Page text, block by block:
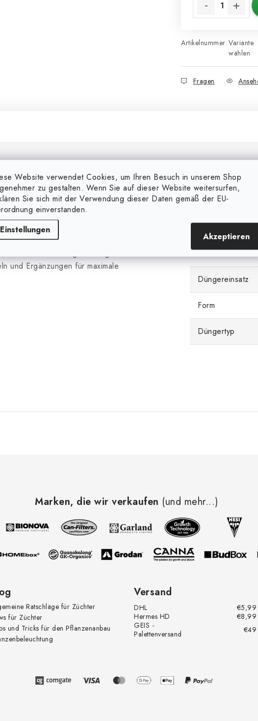
Website verwendet Cookies, um Ihren Besuch in unserem Shop
zu gestalten. Wenn Sie auf dieser Website weitersurfen,
Sie sich mit der Verwendung dieser Daten gemäß der EU-
einverstanden.
Einstellungen
Akzeptieren
Artikelnummer: Variante
wählen
Fragen
Alga-C wird in Wachstum und
die Abwehrkräfte der Pflanze.
Spurenelemente,
Es wird durch Nachdüngen
Sie Atami Ata Organics Alga-
und Ergänzungen für maximale
Markieren
EAN
Düngereinsatz
Form
Düngertyp
Marken, die wir verkaufen (und mehr...)
Ratschläge für Züchter
für Züchter
und Tricks für den Pflanzenanbau
Versand
DHL
€5,99
Hermes HD
€8,99
GEIS -
Palettenversand
€49